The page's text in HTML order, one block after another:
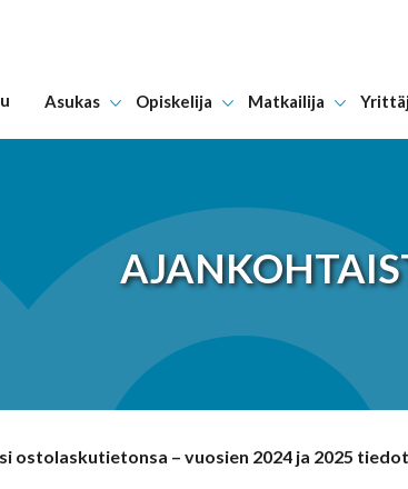
Hyppää
Asukas Opiskelija Matkailija
ostolaskutietonsa – vuosien 2024 ja 2025